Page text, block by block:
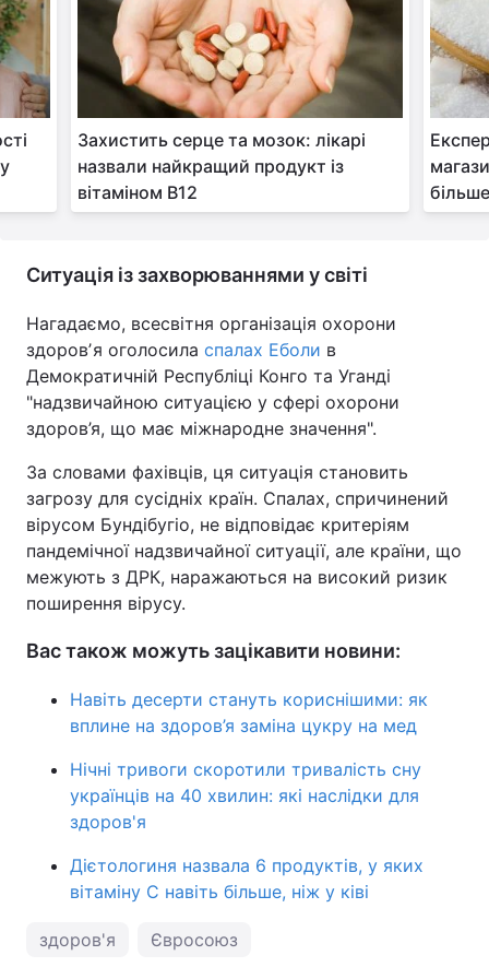
Захистить серце та мозок: лікарі
назвали найкращий продукт із
вітаміном B12
Ситуація із захворюваннями у світі
Нагадаємо, всесвітня організація охорони
здоровʼя оголосила спалах Еболи в
Демократичній Республіці Конго та Уганді
"надзвичайною ситуацією у сфері охорони
здоров’я, що має міжнародне значення".
За словами фахівців, ця ситуація становить
загрозу для сусідніх країн. Спалах, спричинений
вірусом Бундібугіо, не відповідає критеріям
пандемічної надзвичайної ситуації, але країни, що
межують з ДРК, наражаються на високий ризик
поширення вірусу.
Вас також можуть зацікавити новини:
Навіть десерти стануть кориснішими: як
вплине на здоров’я заміна цукру на мед
Нічні тривоги скоротили тривалість сну
українців на 40 хвилин: які наслідки для
здоров'я
Дієтологиня назвала 6 продуктів, у яких
вітаміну С навіть більше, ніж у ківі
здоров'я Євросоюз